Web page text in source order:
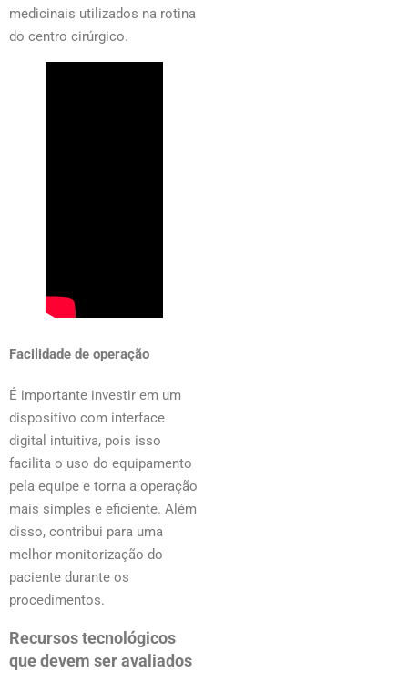
medicinais utilizados na rotina
do centro cirúrgico.
Facilidade de operação
É importante investir em um
dispositivo com interface
digital intuitiva, pois isso
facilita o uso do equipamento
pela equipe e torna a operação
mais simples e eficiente. Além
disso, contribui para uma
melhor monitorização do
paciente durante os
procedimentos.
Recursos tecnológicos
que devem ser avaliados